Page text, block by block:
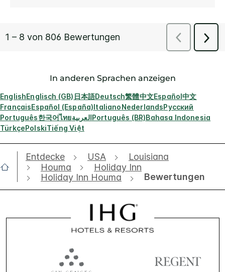
In anderen Sprachen anzeigen
EnglishEnglisch (GB) 日本語Deutsch繁體中文Español中文
FrançaisEspañol (España)ItalianoNederlandsРусский
Português한국어ไทยالعربيةPortuguês (BR)Bahasa Indonesia
TürkçePolskiTiếng Việt
Entdecke USA
Louisiana
Houma
Holiday Inn
Holiday Inn Houma
Bewertungen